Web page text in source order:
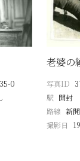
0
老婆の
写真ID
駅 開封
路線 新
撮影日